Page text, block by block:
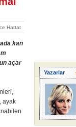
Hattat
kan
açar
ayak
Yazarlar